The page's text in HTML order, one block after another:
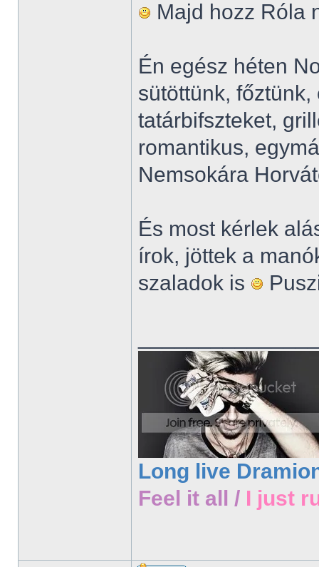
Majd hozz Róla
Én egész héten
sütöttünk,
tatárbifszteket,
romantikus,
Nemsokára
És most kérlek
írok, jöttek a
szaladok is
Long live
Feel it all / I just